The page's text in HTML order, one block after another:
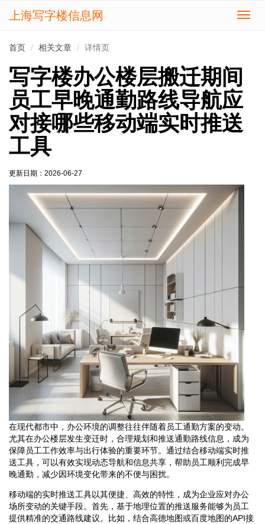
切
上海写字楼信息网
首页 相关文章 详情页
写字楼办公楼层搬迁期间
员工早晚通勤路线导航应
对接哪些移动端实时推送
工具
更新日期： 2026-06-27
在现代都市中，办公环境的调整往往伴随着员工通勤方案的变动。
尤其在办公楼层发生变迁时，合理规划和推送通勤路线信息，成为
保障员工工作效率与出行体验的重要环节。通过结合移动端实时推
送工具，可以有效实现动态导航和信息共享，帮助员工顺利完成早
晚通勤，减少因环境变化带来的不便与困扰。
移动端的实时推送工具以其便捷、高效的特性，成为企业应对办公
场所变动的关键手段。首先，基于地理位置的推送服务能够为员工
提供精准的交通路线建议。比如，结合高德地图或百度地图的API接